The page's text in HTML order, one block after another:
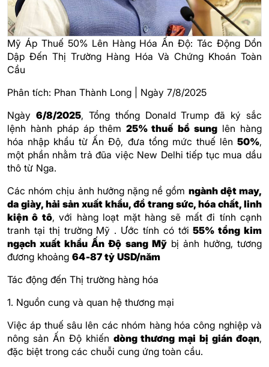
Mỹ Áp Thuế 50% Lên Hàng Hóa Ấn Độ: Tác Động Dồn
Dập Đến Thị Trường Hàng Hóa Và Chứng Khoán Toàn
Cầu
Phân tích: Phan Thành Long | Ngày 7/8/2025
Ngày 6/8/2025, Tổng thống Donald Trump đã ký sắc
lệnh hành pháp áp thêm 25% thuế bổ sung lên hàng
hóa nhập khẩu từ Ấn Độ, đưa tổng mức thuế lên 50%,
một phần nhằm trả đũa việc New Delhi tiếp tục mua dầu
thô từ Nga.
Các nhóm chịu ảnh hưởng nặng nề gồm ngành dệt may,
da giày, hải sản xuất khẩu, đồ trang sức, hóa chất, linh
kiện ô tô, với hàng loạt mặt hàng sẽ mất đi tính cạnh
tranh tại thị trường Mỹ . Ước tính có tới55% tổng kim
ngạch xuất khẩu Ấn Độ sang Mỹbị ảnh hưởng, tương
đương khoảng 64‑87 tỷ USD/năm
Tác động đến Thị trường hàng hóa
1. Nguồn cung và quan hệ thương mại
Việc áp thuế sâu lên các nhóm hàng hóa công nghiệp và
nông sản Ấn Độ khiến dòng thương mại bị gián đoạn,
đặc biệt trong các chuỗi cung ứng toàn cầu.